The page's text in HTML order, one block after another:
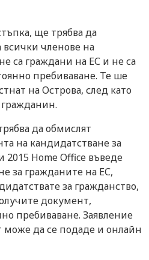
ще трябва да
всички членове на
са граждани на ЕС и не са
пребиваване. Те ше
на Острова, след като
да обмислят
на кандидатстване за
2015 Home Office въведе
за гражданите на ЕС,
за гражданство,
документ,
пребиваване. Заявление
може да се подаде и онлайн